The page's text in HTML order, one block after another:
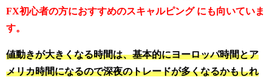
FX初心者の方におすすめのスキャルピング にも向いていま
す。
値動きが大きくなる時間は、基本的にヨーロッパ時間とア
メリカ時間になるので深夜のトレードが多くなるかもしれ